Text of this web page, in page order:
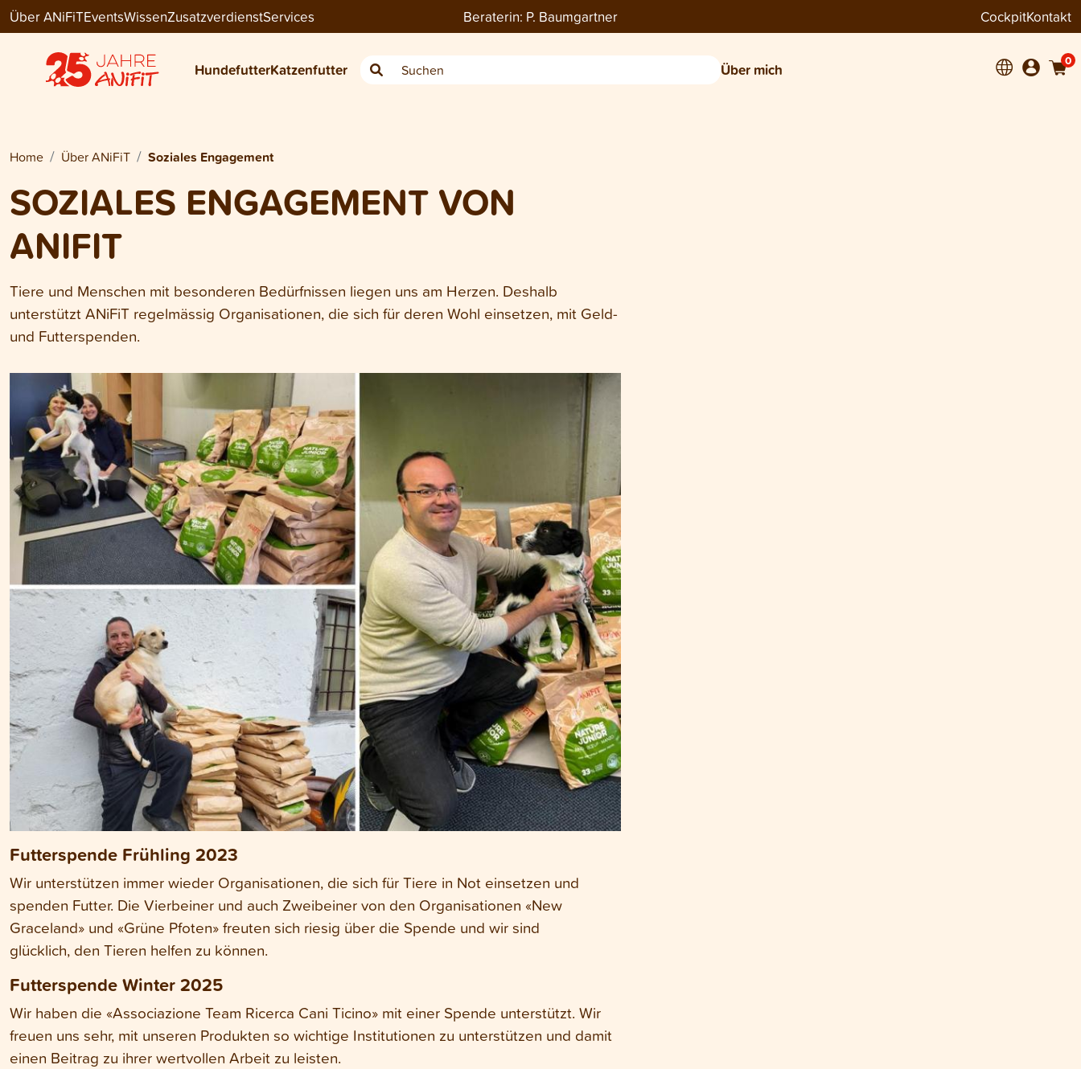
Über ANiFiTEventsWissenZusatzverdienstServices Beraterin: P. Baumgartner CockpitKontakt
HundefutterKatzenfutter Über mich 0
Home Über ANiFiT Soziales Engagement
SOZIALES ENGAGEMENT VON
ANIFIT
Tiere und Menschen mit besonderen Bedürfnissen liegen uns am Herzen. Deshalb
unterstützt ANiFiT regelmässig Organisationen, die sich für deren Wohl einsetzen, mit Geld-
und Futterspenden.
Futterspende Frühling 2023
Wir unterstützen immer wieder Organisationen, die sich für Tiere in Not einsetzen und
spenden Futter. Die Vierbeiner und auch Zweibeiner von den Organisationen «New
Graceland» und «Grüne Pfoten» freuten sich riesig über die Spende und wir sind
glücklich, den Tieren helfen zu können.
Futterspende Winter 2025
Wir haben die «Associazione Team Ricerca Cani Ticino» mit einer Spende unterstützt. Wir
freuen uns sehr, mit unseren Produkten so wichtige Institutionen zu unterstützen und damit
einen Beitrag zu ihrer wertvollen Arbeit zu leisten.